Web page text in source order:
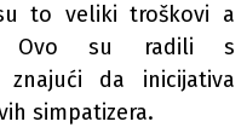
to veliki troškovi a
Ovo su radili s
znajući da inicijativa
simpatizera.